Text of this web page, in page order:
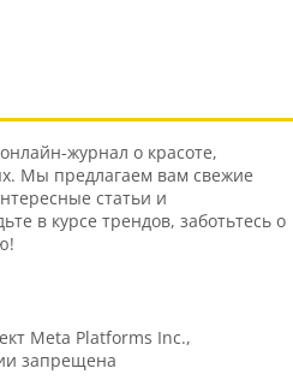
журнал о красоте,
Мы предлагаем вам свежие
статьи и
в курсе трендов, заботьтесь о
Meta Platforms Inc.,
запрещена